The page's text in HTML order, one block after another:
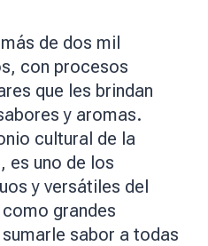
de dos mil
con procesos
que les brindan
y aromas.
cultural de la
es uno de los
y versátiles del
grandes
sabor a todas